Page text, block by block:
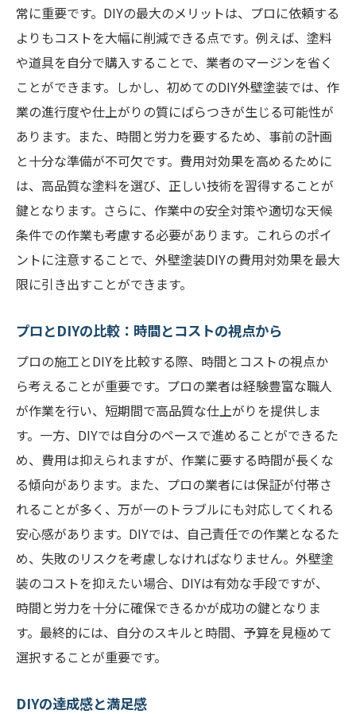
外壁塗装のための足場と安全装備の選び方
外壁塗装前の下地処理：重要なステップ
外壁の汚れを取るための洗浄方法と注意点
必要な塗料とその特徴：選び方のポイント
外壁塗装のための天候条件と時期の選び方
初心者でもできる外壁塗装の基本手順を紹介
外壁塗装のための準備作業：第一歩
塗装前のマスキングと養生の方法
下塗り、中塗り、上塗りのステップとその
重要性
外壁塗装の進め方：順番とタイミングを守
塗装中のトラブルシューティング：よくあ
る問題と対策
乾燥時間と塗装後の仕上げ作業
外壁塗装の選び方と用途に最適な塗料を選ぶ方
法
外壁塗料の種類とその特徴を理解する
地域や気候に合わせた塗料選びのポイント
塗料の耐久性とメンテナンス頻度の関係
環境に優しいエコ塗料の選択肢
予算に応じた塗料の選び方
外壁の素材に適した塗料の選び方
外壁塗装DIYでの失敗を避けるための注意点
塗料の選定ミスを避ける方法
常に重要です。DIYの最大のメリットは、プロに依頼する
よりもコストを大幅に削減できる点です。例えば、塗料
や道具を自分で購入することで、業者のマージンを省く
ことができます。しかし、初めてのDIY外壁塗装では、作
業の進行度や仕上がりの質にばらつきが生じる可能性が
あります。また、時間と労力を要するため、事前の計画
と十分な準備が不可欠です。費用対効果を高めるために
は、高品質な塗料を選び、正しい技術を習得することが
鍵となります。さらに、作業中の安全対策や適切な天候
条件での作業も考慮する必要があります。これらのポイ
ントに注意することで、外壁塗装DIYの費用対効果を最大
限に引き出すことができます。
プロとDIYの比較：時間とコストの視点から
プロの施工とDIYを比較する際、時間とコストの視点か
ら考えることが重要です。プロの業者は経験豊富な職人
が作業を行い、短期間で高品質な仕上がりを提供しま
す。一方、DIYでは自分のペースで進めることができるた
め、費用は抑えられますが、作業に要する時間が長くな
る傾向があります。また、プロの業者には保証が付帯さ
れることが多く、万が一のトラブルにも対応してくれる
安心感があります。DIYでは、自己責任での作業となるた
め、失敗のリスクを考慮しなければなりません。外壁塗
装のコストを抑えたい場合、DIYは有効な手段ですが、
時間と労力を十分に確保できるかが成功の鍵となりま
す。最終的には、自分のスキルと時間、予算を見極めて
選択することが重要です。
DIYの達成感と満足感